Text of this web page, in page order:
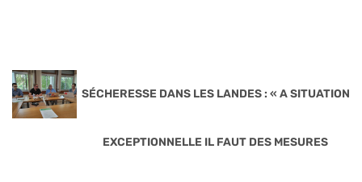
SÉCHERESSE DANS LES LANDES : « A SITUATION
EXCEPTIONNELLE IL FAUT DES MESURES